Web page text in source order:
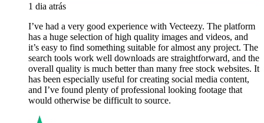
1 dia atrás
I’ve had a very good experience with Vecteezy. The platform
has a huge selection of high quality images and videos, and
it’s easy to find something suitable for almost any project. The
search tools work well downloads are straightforward, and the
overall quality is much better than many free stock websites. It
has been especially useful for creating social media content,
and I’ve found plenty of professional looking footage that
would otherwise be difficult to source.